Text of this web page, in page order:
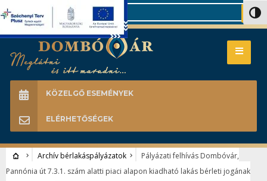
Search
KÖZELGŐ ESEMÉNYEK
ELÉRHETŐSÉGEK
Archív bérlakáspályázatok
Pályázati felhívás Dombóvár,
Pannónia út 7.3.1. szám alatti piaci alapon kiadható lakás bérleti jogának